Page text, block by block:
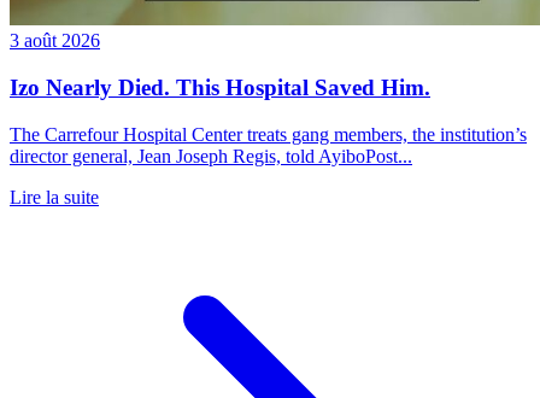
3 août 2026
Izo Nearly Died. This Hospital Saved Him.
The Carrefour Hospital Center treats gang members, the institution’s
director general, Jean Joseph Regis, told AyiboPost...
Lire la suite